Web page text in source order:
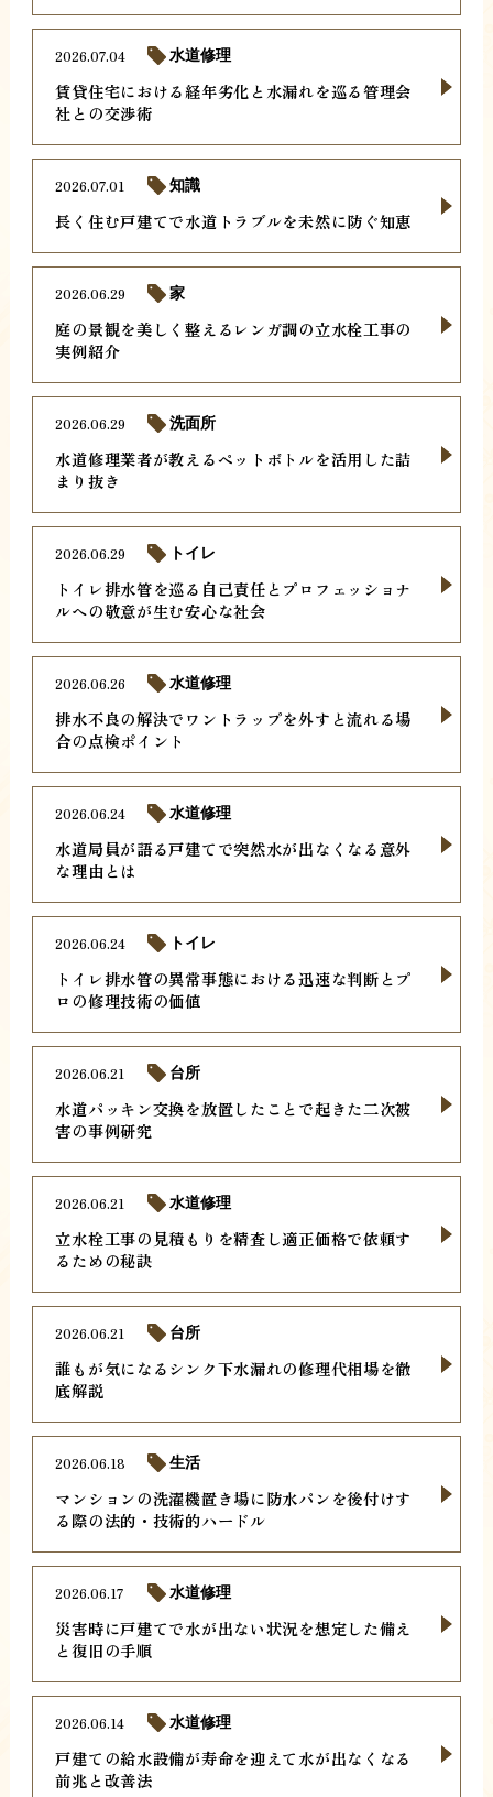
賃貸住宅における経年劣化と水漏れを巡る管理会
社との交渉術
2026.07.04 水道修理
長く住む戸建てで水道トラブルを未然に防ぐ知恵
2026.07.01 知識
庭の景観を美しく整えるレンガ調の立水栓工事の
実例紹介
2026.06.29 家
水道修理業者が教えるペットボトルを活用した詰
まり抜き
2026.06.29 洗面所
トイレ排水管を巡る自己責任とプロフェッショナ
ルへの敬意が生む安心な社会
2026.06.29 トイレ
排水不良の解決でワントラップを外すと流れる場
合の点検ポイント
2026.06.26 水道修理
水道局員が語る戸建てで突然水が出なくなる意外
な理由とは
2026.06.24 水道修理
トイレ排水管の異常事態における迅速な判断とプ
ロの修理技術の価値
2026.06.24 トイレ
水道パッキン交換を放置したことで起きた二次被
害の事例研究
2026.06.21 台所
立水栓工事の見積もりを精査し適正価格で依頼す
るための秘訣
2026.06.21 水道修理
誰もが気になるシンク下水漏れの修理代相場を徹
底解説
2026.06.21 台所
マンションの洗濯機置き場に防水パンを後付けす
る際の法的・技術的ハードル
2026.06.18 生活
災害時に戸建てで水が出ない状況を想定した備え
と復旧の手順
2026.06.17 水道修理
戸建ての給水設備が寿命を迎えて水が出なくなる
前兆と改善法
2026.06.14 水道修理